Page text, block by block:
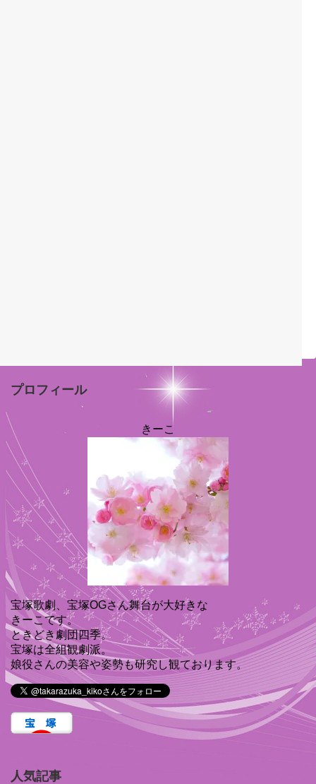
プロフィール
きーこ
宝塚歌劇、宝塚OGさん舞台が大好きな
きーこです。
ときどき劇団四季。
宝塚は全組観劇派。
娘役さんの美容や姿勢も研究し観ております。
人気記事